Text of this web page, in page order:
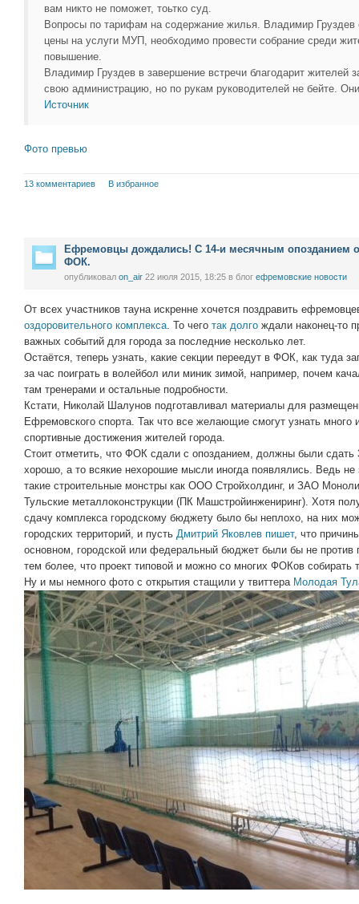
вам никто не поможет, тоьтко суд.
Вопросы по тарифам на содержание жилья. Владимир
цены на услуги МУП, необходимо провести собрание среди
повышение.
Владимир Груздев в завершение встречи благодарит жителей
свою администрацию, но по рукам руководителей не бейте.
Источник
Фото превью
13 комментариев В избранное
Ефремовцы дождались! С 14-и месячным опозданием
ФОК.
опубликовал on_air 22 июля 2015, 18:25 в блог ефремовские новости
От всех участников тауна искренне хочется поздравить
оздоровительного комплекса. То чего так долго ждали наконец-то
важных событий для города за последние несколько лет.
Остаётся, теперь узнать, какие секции переедут в ФОК, как туда
за час поиграть в волейбол или миник зимой, например, почем
там тренерами и остальные подробности.
Кстати, Николай Шалунов подготавливал материалы для
Ефремовского спорта. Так что все желающие смогут узнать много
спортивные достижения жителей города.
Стоит отметить, что ФОК сдали с опозданием, должны были
хорошо, а то всякие нехорошие мысли иногда появлялись. Ведь не
такие строительные монстры как ООО Стройхолдинг, и ЗАО
Тульские металлоконструкции (ПК Машстройинжениринг). Хотя
сдачу комплекса городскому бюджету было бы неплохо, на них
городских территорий, и пусть Дмитрий Яковлев пишет, что
основном, городской или федеральный бюджет были бы не
тем более, что проект типовой и можно со многих ФОКов собирать
Ну и мы немного фото с открытия стащили у твиттера Молодая